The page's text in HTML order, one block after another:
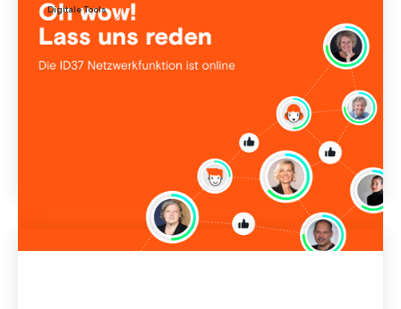
Digitale Tools
Neue Funktionen: Mehr Vernetzung, bessere
Beziehungen
ID37 Diversity-Index: Personen vernetzen sich, verstehen
ihre emotionalen Unterschiede und erhalten Impulse für
tiefe Gespräche. Mehr ID37 Funktionen kennenlernen!